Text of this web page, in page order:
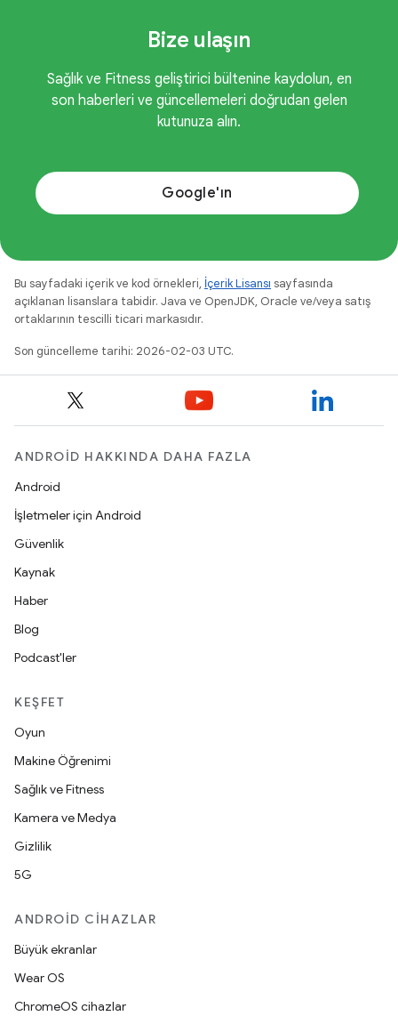
Bize ulaşın
Sağlık ve Fitness geliştirici bültenine kaydolun, en
son haberleri ve güncellemeleri doğrudan gelen
kutunuza alın.
Google'ın
Bu sayfadaki içerik ve kod örnekleri, İçerik Lisansı sayfasında
açıklanan lisanslara tabidir. Java ve OpenJDK, Oracle ve/veya satış
ortaklarının tescilli ticari markasıdır.
Son güncelleme tarihi: 2026-02-03 UTC.
ANDROID HAKKINDA DAHA FAZLA
Android
İşletmeler için Android
Güvenlik
Kaynak
Haber
Blog
Podcast'ler
KEŞFET
Oyun
Makine Öğrenimi
Sağlık ve Fitness
Kamera ve Medya
Gizlilik
5G
ANDROID CIHAZLAR
Büyük ekranlar
Wear OS
ChromeOS cihazlar